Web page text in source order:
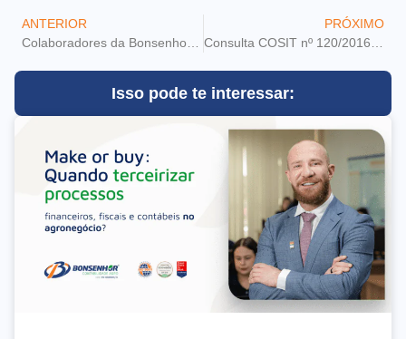
ANTERIOR
PRÓXIMO
Isso pode te interessar: